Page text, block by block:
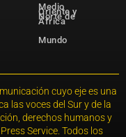
Medio
Oriente y
Norte de
África
Mundo
cuyo eje es una
las voces del Sur y de la
derechos humanos y
Service. Todos los